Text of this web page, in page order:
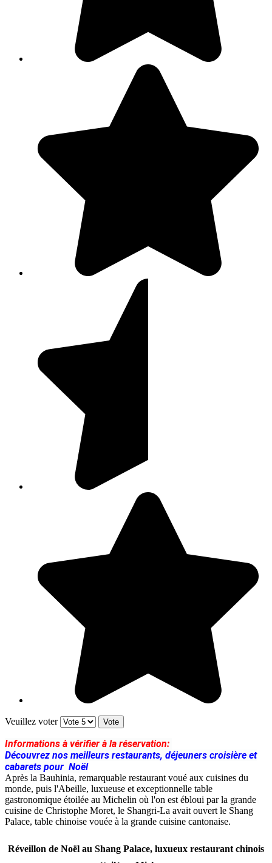
Veuillez voter
Informations à vérifier à la réservation:
Découvrez nos meilleurs restaurants, déjeuners croisière et
cabarets pour Noël
Après la Bauhinia, remarquable restaurant voué aux cuisines du
monde, puis l'Abeille, luxueuse et exceptionnelle table
gastronomique étoilée au Michelin où l'on est ébloui par la grande
cuisine de Christophe Moret, le Shangri-La avait ouvert le Shang
Palace, table chinoise vouée à la grande cuisine cantonaise.
Réveillon de Noël au Shang Palace, luxueux restaurant chinois